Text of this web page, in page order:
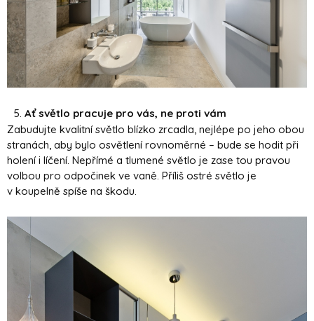
Ať světlo pracuje pro vás, ne proti vám
Zabudujte kvalitní světlo blízko zrcadla, nejlépe po jeho obou
stranách, aby bylo osvětlení rovnoměrné – bude se hodit při
holení i líčení. Nepřímé a tlumené světlo je zase tou pravou
volbou pro odpočinek ve vaně. Příliš ostré světlo je
v koupelně spíše na škodu.